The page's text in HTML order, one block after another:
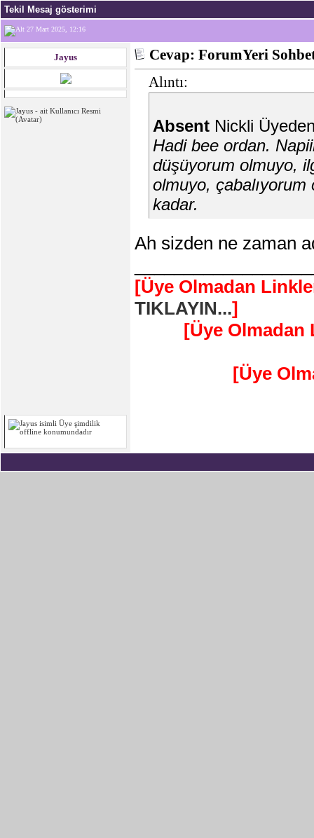
Tekil Mesaj gösterimi
27 Mart 2025, 12:16
Jayus
Cevap: ForumYeri
Alıntı:
Absent Nickli
Hadi bee ordan.
düşüyorum olmuyo,
olmuyo,
kadar.
Ah sizden ne zaman
[Üye Olmadan
TIKLAYIN...]
[Üye
[Üye